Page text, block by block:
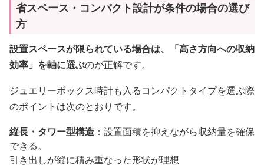
省スペース・コンパクト設計が条件の場合の選び
方
設置スペースが限られている場合は、「高さ方向への収納
効率」を軸に選ぶのが正解です。
ジュエリーボックス時計も入るコンパクトタイプを選ぶ際
のポイントは次のとおりです。
縦長・タワー型構造 ：設置面積を抑えながら収納量を確保
できる。
引き出しが縦に積み重なった形状が理想